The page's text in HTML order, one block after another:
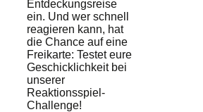
Entdeckungsreise
ein. Und wer schnell
reagieren kann, hat
die Chance auf eine
Freikarte: Testet eure
Geschicklichkeit bei
unserer
Reaktionsspiel-
Challenge!